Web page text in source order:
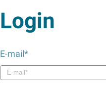
Login
E-mail*